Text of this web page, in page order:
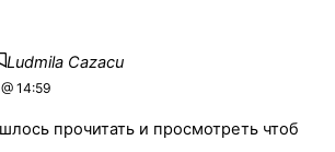
Ludmila Cazacu
14:59
прочитать и просмотреть чтоб